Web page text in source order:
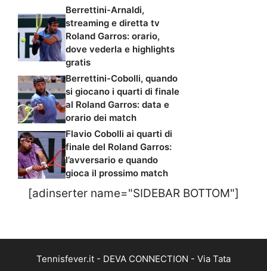
Berrettini-Arnaldi,
streaming e diretta tv
Roland Garros: orario,
dove vederla e highlights
gratis
Berrettini-Cobolli, quando
si giocano i quarti di finale
al Roland Garros: data e
orario dei match
Flavio Cobolli ai quarti di
finale del Roland Garros:
l’avversario e quando
gioca il prossimo match
[adinserter name="SIDEBAR BOTTOM"]
Tennisfever.it - DEVA CONNECTION - Via Tata